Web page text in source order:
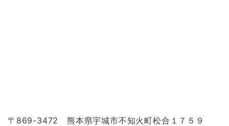
〒869-3472 熊本県宇城市不知火町松合１７５９